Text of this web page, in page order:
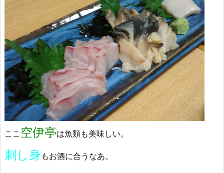
ここ 空伊亭は魚類も美味しい。
刺し身 もお酒に合うなあ。